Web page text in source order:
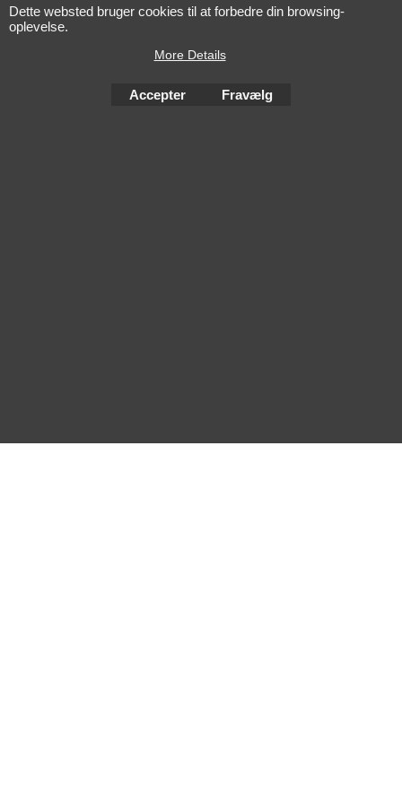
Dette websted bruger cookies til at forbedre din browsing-
oplevelse.
More Details
Accepter Fravælg